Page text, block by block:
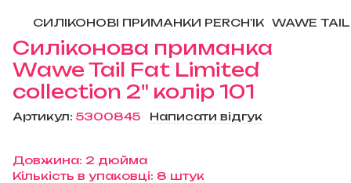
СИЛІКОНОВІ ПРИМАНКИ PERCH'IK WAWE
Силіконова приманка
Wawe Tail Fat Limited
collection 2" колір 101
Артикул: 5300845 Написати відгук
Довжина: 2 дюйма
Кількість в упаковці: 8 штук